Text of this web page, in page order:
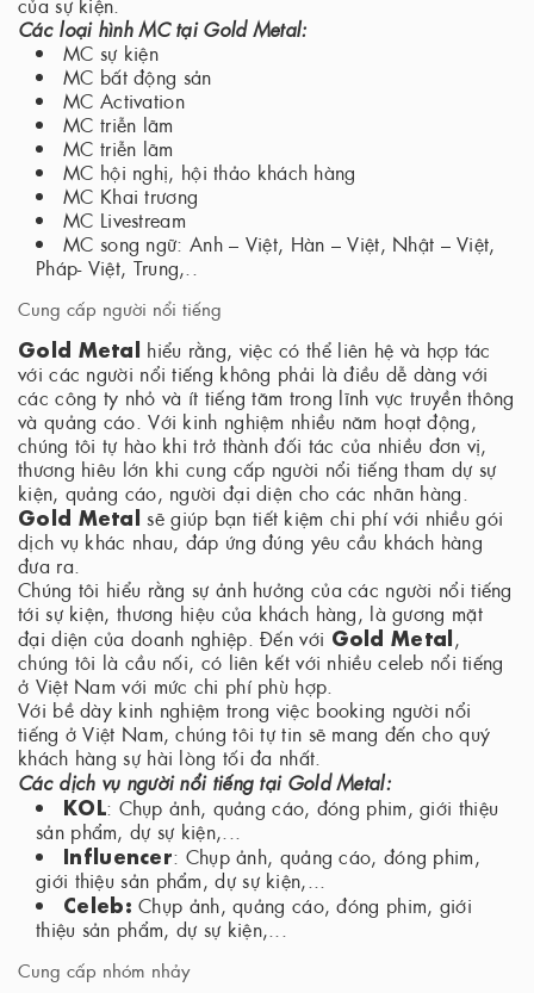
Các loại hình MC tại Gold Metal:
MC sự kiện
MC bất động sản
MC Activation
MC triễn lãm
MC triễn lãm
MC hội nghị, hội thảo khách hàng
MC Khai trương
MC Livestream
MC song ngữ: Anh – Việt, Hàn – Việt, Nhật – Việt,
Pháp- Việt, Trung,..
Cung cấp người nổi tiếng
Gold Metal hiểu rằng, việc có thể liên hệ và hợp tác
với các người nổi tiếng không phải là điều dễ dàng với
các công ty nhỏ và ít tiếng tăm trong lĩnh vực truyền thông
và quảng cáo. Với kinh nghiệm nhiều năm hoạt động,
chúng tôi tự hào khi trở thành đối tác của nhiều đơn vị,
thương hiêu lớn khi cung cấp người nổi tiếng tham dự sự
kiện, quảng cáo, người đại diện cho các nhãn hàng.
Gold Metal sẽ giúp bạn tiết kiệm chi phí với nhiều gói
dịch vụ khác nhau, đáp ứng đúng yêu cầu khách hàng
đưa ra.
Chúng tôi hiểu rằng sự ảnh hưởng của các người nổi tiếng
tới sự kiện, thương hiệu của khách hàng, là gương mặt
đại diện của doanh nghiệp. Đến với Gold Metal
chúng tôi là cầu nối, có liên kết với nhiều celeb nổi tiếng
ở Việt Nam với mức chi phí phù hợp.
Với bề dày kinh nghiệm trong việc booking người nổi
tiếng ở Việt Nam, chúng tôi tự tin sẽ mang đến cho quý
khách hàng sự hài lòng tối đa nhất.
Các dịch vụ người nổi tiếng tại Gold Metal:
KOL: Chụp ảnh, quảng cáo, đóng phim, giới thiệu
sản phẩm, dự sự kiện,...
Influencer: Chụp ảnh, quảng cáo, đóng phim,
giới thiệu sản phẩm, dự sự kiện,...
Celeb: Chụp ảnh, quảng cáo, đóng phim, giới
thiệu sản phẩm, dự sự kiện,...
Cung cấp nhóm nhảy